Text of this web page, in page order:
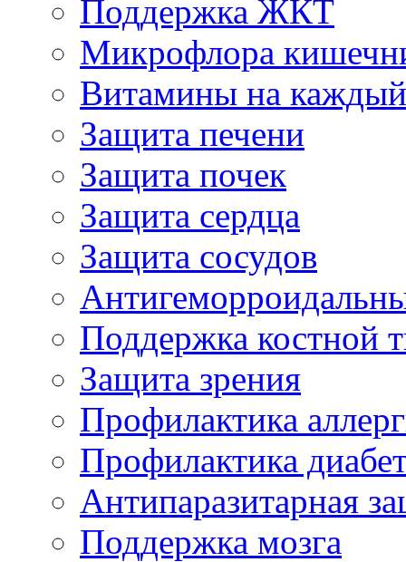
Поддержка ЖКТ
Микрофлора
Витамины на
Защита печени
Защита почек
Защита сердца
Защита сосудов
Поддержка костной
Защита зрения
Профилактика
Профилактика
Антипаразитарная
Поддержка мозга